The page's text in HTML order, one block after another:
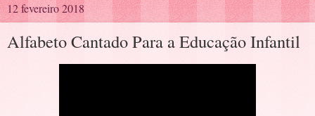
12 fevereiro 2018
Alfabeto Cantado Para a Educação Infantil